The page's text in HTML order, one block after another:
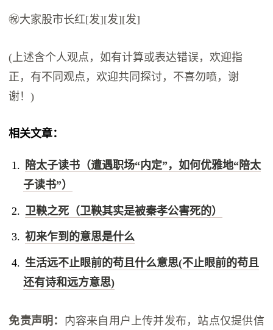
㊗️大家股市长红[发][发][发]
(上述含个人观点，如有计算或表达错误，欢迎指
正，有不同观点，欢迎共同探讨，不喜勿喷，谢
谢！)
相关文章：
陪太子读书（遭遇职场“内定”，如何优雅地“陪太
子读书”）
卫鞅之死（卫鞅其实是被秦孝公害死的）
初来乍到的意思是什么
生活远不止眼前的苟且什么意思(不止眼前的苟且
还有诗和远方意思)
免责声明： 内容来自用户上传并发布，站点仅提供信